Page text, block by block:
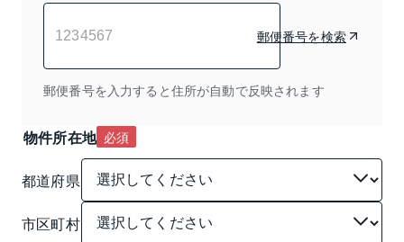
郵便番号を検索
郵便番号を入力すると住所が自動で反映されます
物件所在地 必須
都道府県
市区町村